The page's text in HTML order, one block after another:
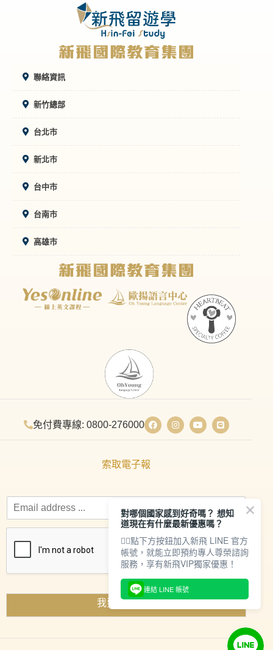
聯絡資訊
新竹總部
台北市
新北市
台中市
台南市
高雄市
免付費專線: 0800-276000
索取電子報
我要索取資料
對哪個國家感到好奇嗎？ 想知
道現在有什麼最新優惠嗎？
👇🏻點下方按鈕加入新飛 LINE 官方
帳號，就能立即預約專人尊榮諮詢
服務，享有新飛VIP獨家優惠！
連結 LINE 帳號